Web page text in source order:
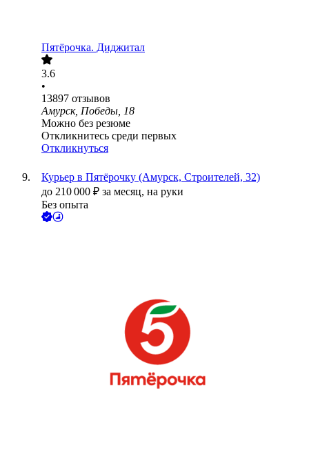
Пятёрочка. Диджитал
3.6
•
13897 отзывов
Амурск, Победы, 18
Можно без резюме
Откликнитесь среди первых
Откликнуться
Курьер в Пятёрочку (Амурск, Строителей, 32)
до 210 000 ₽ за месяц, на руки
Без опыта